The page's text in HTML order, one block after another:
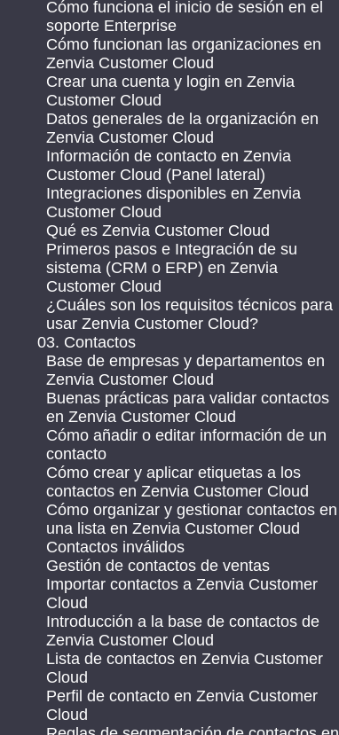
Cómo funciona el inicio de sesión en el
soporte Enterprise
Cómo funcionan las organizaciones en
Zenvia Customer Cloud
Crear una cuenta y login en Zenvia
Customer Cloud
Datos generales de la organización en
Zenvia Customer Cloud
Información de contacto en Zenvia
Customer Cloud (Panel lateral)
Integraciones disponibles en Zenvia
Customer Cloud
Qué es Zenvia Customer Cloud
Primeros pasos e Integración de su
sistema (CRM o ERP) en Zenvia
Customer Cloud
¿Cuáles son los requisitos técnicos para
usar Zenvia Customer Cloud?
03. Contactos
Base de empresas y departamentos en
Zenvia Customer Cloud
Buenas prácticas para validar contactos
en Zenvia Customer Cloud
Cómo añadir o editar información de un
contacto
Cómo crear y aplicar etiquetas a los
contactos en Zenvia Customer Cloud
Cómo organizar y gestionar contactos en
una lista en Zenvia Customer Cloud
Contactos inválidos
Gestión de contactos de ventas
Importar contactos a Zenvia Customer
Cloud
Introducción a la base de contactos de
Zenvia Customer Cloud
Lista de contactos en Zenvia Customer
Cloud
Perfil de contacto en Zenvia Customer
Cloud